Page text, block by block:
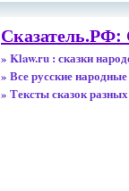
Сказатель.РФ:
» Klaw.ru : сказки
» Все русские народные
» Тексты сказок